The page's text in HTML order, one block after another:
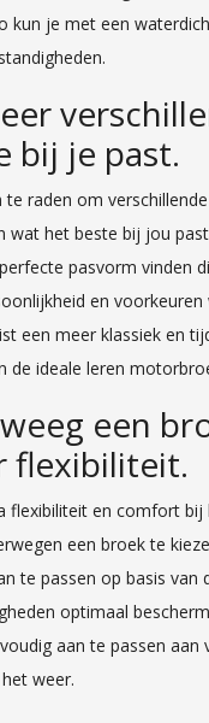
kun je met een
bij je past.
te raden om
wat het beste bij jou
pasvorm vinden
en
een meer klassiek en
de ideale leren
een
flexibiliteit.
flexibiliteit en comfort
een broek te
te passen op basis
optimaal
aan te passen
weer.